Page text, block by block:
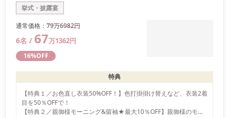
挙式・披露宴
通常価格： 79万6982円
6名 / 67万1362円
16%OFF
特典
【特典１／お色直し衣装50%OFF！】色打掛掛け替えなど、衣装2着
目を50％OFFで！
【特典２／親御様モーニング&留袖★最大10％OFF】親御様のモー